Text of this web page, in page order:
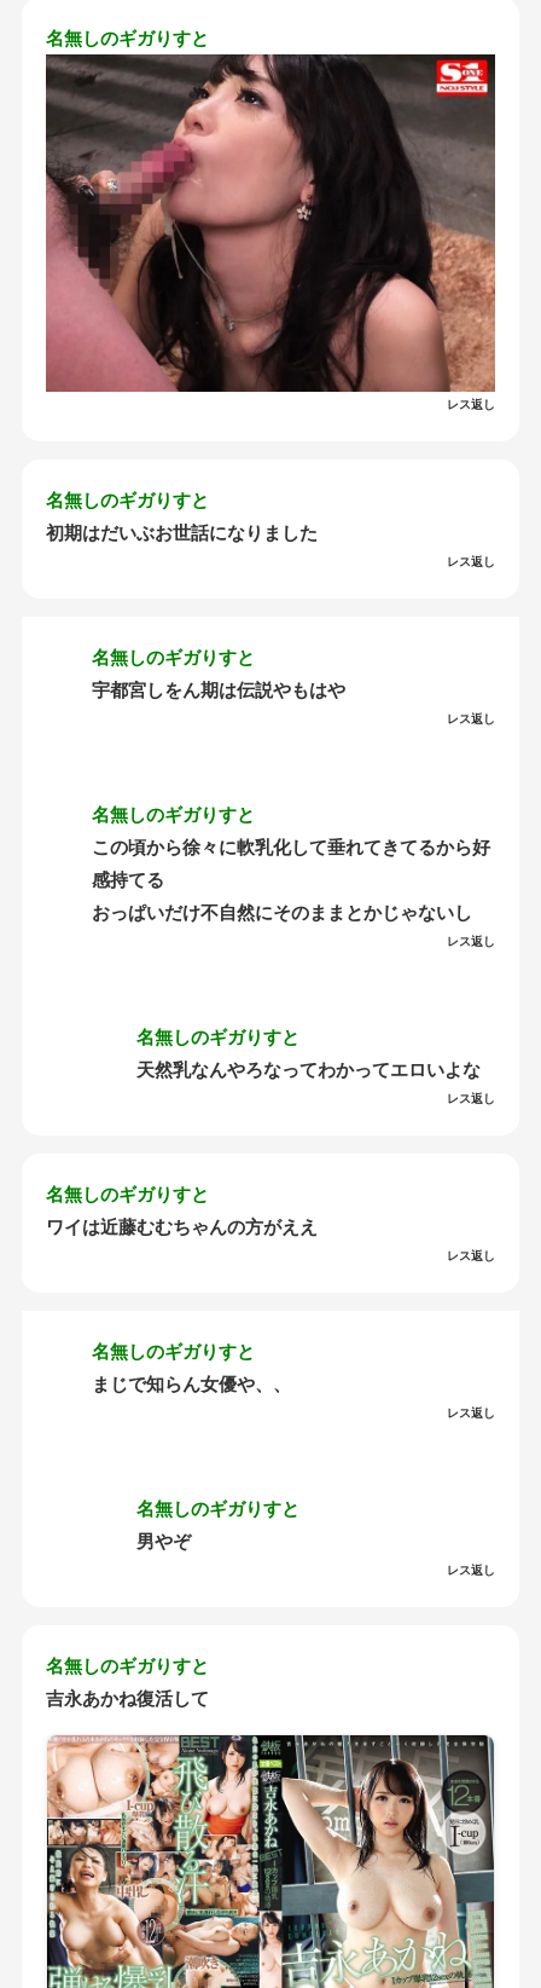
名無しのギガりすと
レス返し
名無しのギガりすと
初期はだいぶお世話になりました
レス返し
名無しのギガりすと
宇都宮しをん期は伝説やもはや
レス返し
名無しのギガりすと
この頃から徐々に軟乳化して垂れてきてるから好
感持てる
おっぱいだけ不自然にそのままとかじゃないし
レス返し
名無しのギガりすと
天然乳なんやろなってわかってエロいよな
レス返し
名無しのギガりすと
ワイは近藤むむちゃんの方がええ
レス返し
名無しのギガりすと
まじで知らん女優や、、
レス返し
名無しのギガりすと
男やぞ
レス返し
名無しのギガりすと
吉永あかね復活して